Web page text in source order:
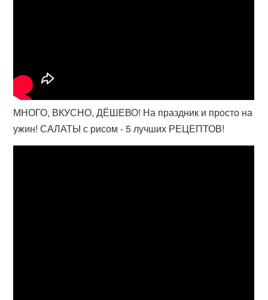
МНОГО, ВКУСНО, ДЁШЕВО! На праздник и просто на
ужин! САЛАТЫ с рисом - 5 лучших РЕЦЕПТОВ!